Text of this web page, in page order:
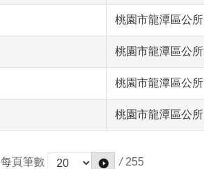
桃園市龍潭區公所
桃園市龍潭區公所
桃園市龍潭區公所
桃園市龍潭區公所
每頁筆數 / 255